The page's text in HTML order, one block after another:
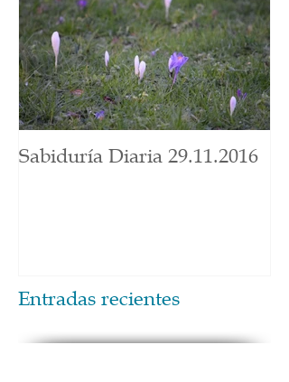
Sabiduría Diaria 29.11.2016
Entradas recientes